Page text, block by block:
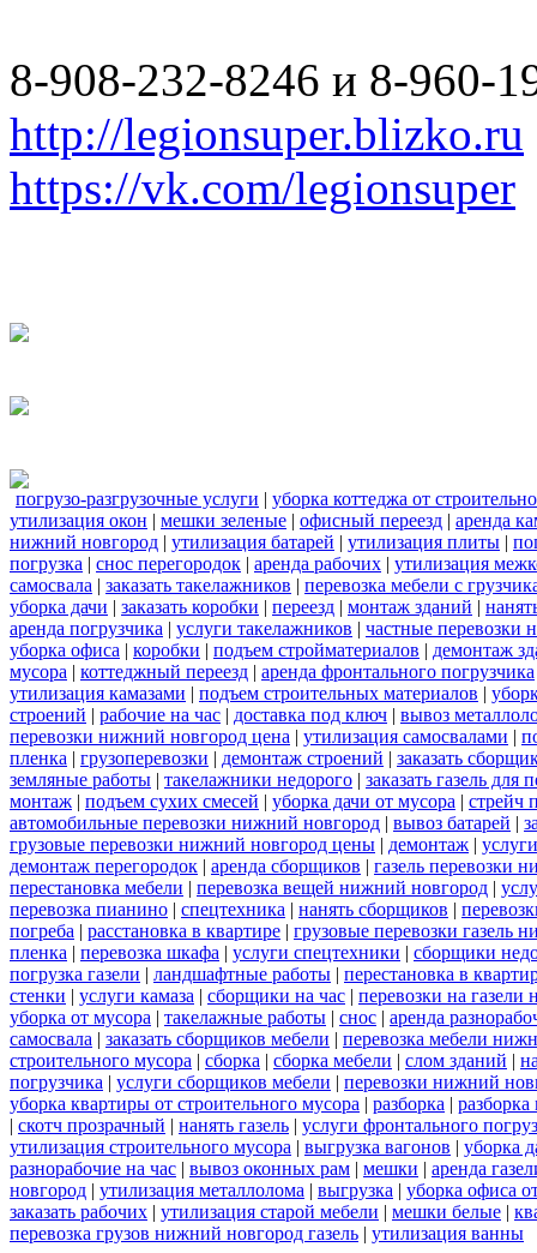
8-908-232-8246 и 8-960-
http://legionsuper.blizko.ru
https://vk.com/legionsuper
погрузо-разгрузочные услуги | уборка коттеджа от
утилизация окон | мешки зеленые | офисный переезд | аренда
нижний новгород | утилизация батарей | утилизация плиты |
погрузка | снос перегородок | аренда рабочих | утилизация
самосвала | заказать такелажников | перевозка мебели с
уборка дачи | заказать коробки | переезд | монтаж зданий |
аренда погрузчика | услуги такелажников | частные перевозки
уборка офиса | коробки | подъем стройматериалов | демонтаж
мусора | коттеджный переезд | аренда фронтального погрузчика
утилизация камазами | подъем строительных материалов |
строений | рабочие на час | доставка под ключ | вывоз
перевозки нижний новгород цена | утилизация самосвалами |
пленка | грузоперевозки | демонтаж строений | заказать
земляные работы | такелажники недорого | заказать газель
монтаж | подъем сухих смесей | уборка дачи от мусора | стрейч
автомобильные перевозки нижний новгород | вывоз батарей |
грузовые перевозки нижний новгород цены | демонтаж |
демонтаж перегородок | аренда сборщиков | газель перевозки
перестановка мебели | перевозка вещей нижний новгород |
перевозка пианино | спецтехника | нанять сборщиков |
погреба | расстановка в квартире | грузовые перевозки газель
пленка | перевозка шкафа | услуги спецтехники | сборщики
погрузка газели | ландшафтные работы | перестановка в
стенки | услуги камаза | сборщики на час | перевозки на
уборка от мусора | такелажные работы | снос | аренда
самосвала | заказать сборщиков мебели | перевозка мебели
строительного мусора | сборка | сборка мебели | слом зданий |
погрузчика | услуги сборщиков мебели | перевозки нижний
уборка квартиры от строительного мусора | разборка |
| скотч прозрачный | нанять газель | услуги фронтального
утилизация строительного мусора | выгрузка вагонов | уборка
разнорабочие на час | вывоз оконных рам | мешки | аренда
новгород | утилизация металлолома | выгрузка | уборка офиса
заказать рабочих | утилизация старой мебели | мешки белые |
перевозка грузов нижний новгород газель | утилизация ванны